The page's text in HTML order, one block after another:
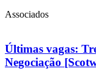
Associados
Últimas vagas:
Negociação